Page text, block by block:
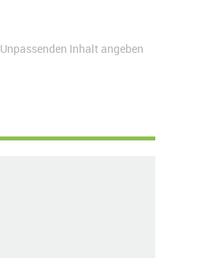
Unpassenden Inhalt angeben